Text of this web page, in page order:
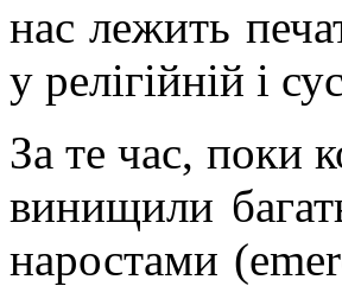
нас лежить
у релігійній і
За те час, поки
винищили
наростами